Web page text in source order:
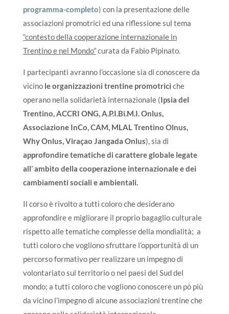
programma-completo) con la presentazione delle
associazioni promotrici ed una riflessione sul tema
“contesto della cooperazione internazionale in
Trentino e nel Mondo”curata da Fabio Pipinato.
I partecipanti avranno l’occasione sia di conoscere da
vicino le organizzazioni trentine promotrici che
operano nella solidarietà internazionale (Ipsia del
Trentino, ACCRI ONG, A.P.I.Bi.M.I. Onlus,
Associazione InCo, CAM, MLAL Trentino Olnus,
Why Onlus, Viraçao Jangada Onlus), sia di
approfondire tematiche di carattere globale legate
all’ ambito della cooperazione internazionale e dei
cambiamenti sociali e ambientali.
Il corso è rivolto a tutti coloro che desiderano
approfondire e migliorare il proprio bagaglio culturale
rispetto alle tematiche complesse della mondialità; a
tutti coloro che vogliono sfruttare l’opportunità di un
percorso formativo per realizzare un impegno di
volontariato sul territorio o nei paesi del Sud del
mondo; a tutti coloro che vogliono conoscere un pò più
da vicino l’impegno di alcune associazioni trentine che